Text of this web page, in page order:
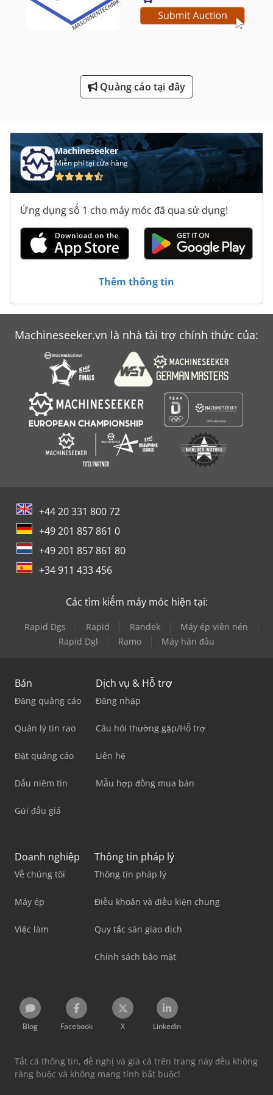
Máy Tiện Tự Động
Máy Tính Di Động Nội
Quảng cáo tại đây
Machineseeker
Miễn phí tại cửa hàng
Ứng dụng số 1 cho máy móc đã qua sử dụng!
Thêm thông tin
Machineseeker.vn là nhà tài trợ chính thức của:
+44 20 331 800 72
+49 201 857 861 0
+49 201 857 861 80
+34 911 433 456
Các tìm kiếm máy móc hiện tại:
Rapid Dgs Rapid Randek
Máy ép viên nén
Rapid Dgl
Ramo Máy hàn đầu
Bán
Đăng quảng cáo
Quản lý tin rao
Đặt quảng cáo
Dấu niêm tin
Gửi đấu giá
Dịch vụ & Hỗ trợ
Đăng nhập
Câu hỏi thường gặp/Hỗ trợ
Liên hệ
Mẫu hợp đồng mua bán
Doanh nghiệp
Về chúng tôi
Máy ép
Việc làm
Thông tin pháp lý
Thông tin pháp lý
Điều khoản và điều kiện chung
Quy tắc sàn giao dịch
Chính sách bảo mật
Blog Facebook X LinkedIn
Tất cả thông tin, đề nghị và giá cả trên trang này đều không
ràng buộc và không mang tính bắt buộc!